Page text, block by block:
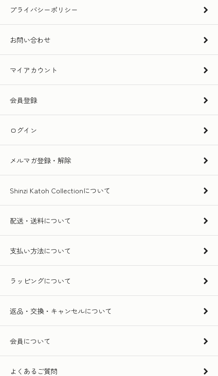
プライバシーポリシー
お問い合わせ
マイアカウント
会員登録
ログイン
メルマガ登録・解除
Shinzi Katoh Collectionについて
配送・送料について
支払い方法について
ラッピングについて
返品・交換・キャンセルについて
会員について
よくあるご質問